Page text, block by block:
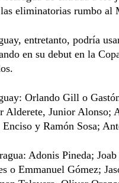
eliminatorias rumbo al
entretanto, podría
en su debut en la
Orlando Gill o
Alderete, Junior Alonso;
y Ramón Sosa;
Adonis Pineda;
o Emmanuel Gómez;